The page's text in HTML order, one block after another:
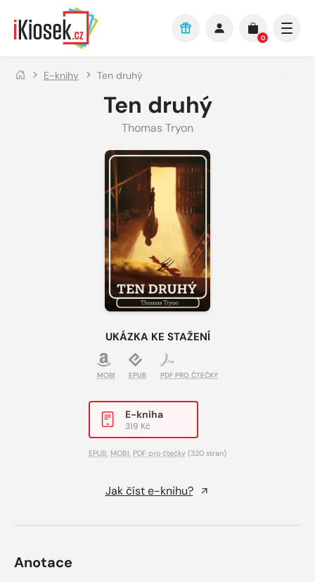
Přejít na hlavní obsah
0
E-knihy Ten druhý
Ten druhý
Thomas Tryon
UKÁZKA KE STAŽENÍ
MOBI EPUB PDF PRO ČTEČKY
E-kniha
319 Kč
EPUB, MOBI, PDF pro čtečky (320 stran)
Jak číst e-knihu?
Anotace